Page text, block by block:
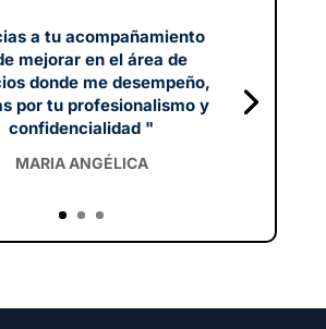
a tu acompañamiento
mejorar en el área de
donde me desempeño,
por tu profesionalismo y
confidencialidad "
MARIA ANGÉLICA